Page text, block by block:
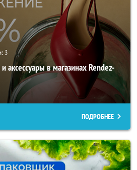
3
аксессуары в магазинах Rendez-
ПОДРОБНЕЕ